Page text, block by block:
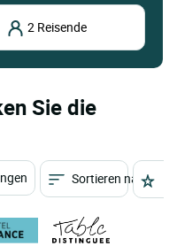
Sie die
Sortieren nach